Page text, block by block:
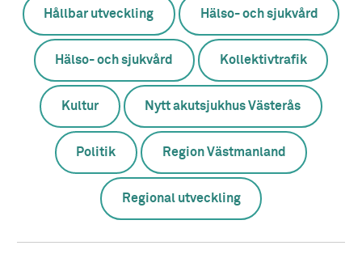
Hållbar utveckling Hälso- och sjukvård
Hälso- och sjukvård Kollektivtrafik
Kultur Nytt akutsjukhus Västerås
Politik Region Västmanland
Regional utveckling